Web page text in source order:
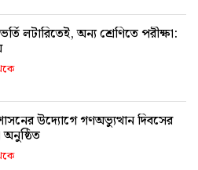
লটারিতেই, অন্য শ্রেণিতে পরীক্ষা:
উদ্যোগে গণঅভ্যুত্থান দিবসের